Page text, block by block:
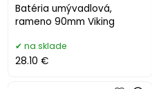
Batéria umývadlová,
rameno 90mm Viking
na sklade
28.10 €